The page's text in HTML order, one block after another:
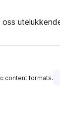
content formats.